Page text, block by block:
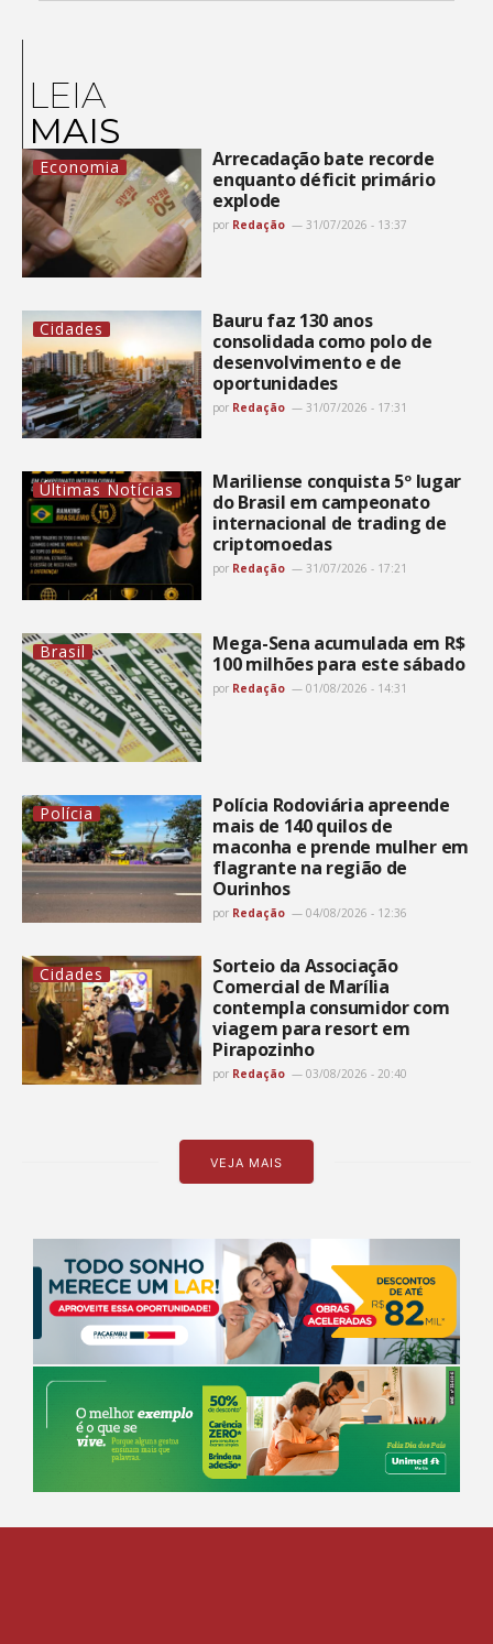
LEIA
MAIS
Economia
Arrecadação bate recorde
enquanto déficit primário
explode
por Redação 31/07/2026 - 13:37
Cidades
Bauru faz 130 anos
consolidada como polo de
desenvolvimento e de
oportunidades
por Redação 31/07/2026 - 17:31
Últimas Notícias
Mariliense conquista 5º lugar
do Brasil em campeonato
internacional de trading de
criptomoedas
por Redação 31/07/2026 - 17:21
Brasil
Mega-Sena acumulada em R$
100 milhões para este sábado
por Redação 01/08/2026 - 14:31
Polícia
Polícia Rodoviária apreende
mais de 140 quilos de
maconha e prende mulher em
flagrante na região de
Ourinhos
por Redação 04/08/2026 - 12:36
Cidades
Sorteio da Associação
Comercial de Marília
contempla consumidor com
viagem para resort em
Pirapozinho
por Redação 03/08/2026 - 20:40
VEJA MAIS